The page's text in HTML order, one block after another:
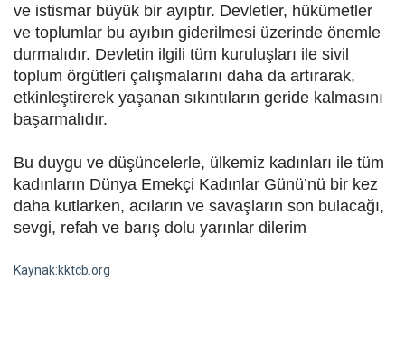
ve istismar büyük bir ayıptır. Devletler, hükümetler
ve toplumlar bu ayıbın giderilmesi üzerinde önemle
durmalıdır. Devletin ilgili tüm kuruluşları ile sivil
toplum örgütleri çalışmalarını daha da artırarak,
etkinleştirerek yaşanan sıkıntıların geride kalmasını
başarmalıdır.
Bu duygu ve düşüncelerle, ülkemiz kadınları ile tüm
kadınların Dünya Emekçi Kadınlar Günü’nü bir kez
daha kutlarken, acıların ve savaşların son bulacağı,
sevgi, refah ve barış dolu yarınlar dilerim
Kaynak:kktcb.org